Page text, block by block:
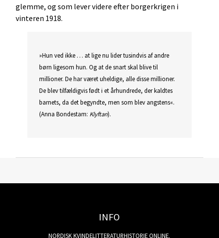
glemme, og som lever videre efter borgerkrigen i
vinteren 1918.
»Hun ved ikke … at lige nu lider tusindvis af andre
børn ligesom hun. Og at de snart skal blive til
millioner. De har været uheldige, alle disse millioner.
De blev tilfældigvis født i et århundrede, der kaldtes
barnets, da det begyndte, men som blev angstens«.
(Anna Bondestam: Klyftan).
INFO
NORDISK KVINDELITTERATURHISTORIE ONLINE.